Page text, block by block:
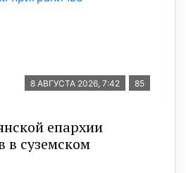
8 АВГУСТА 2026, 7:42 85
епархии
в суземском